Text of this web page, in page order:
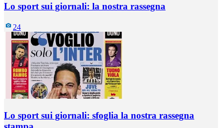
Lo sport sui giornali: la nostra rassegna
24
Lo sport sui giornali: sfoglia la nostra rassegna